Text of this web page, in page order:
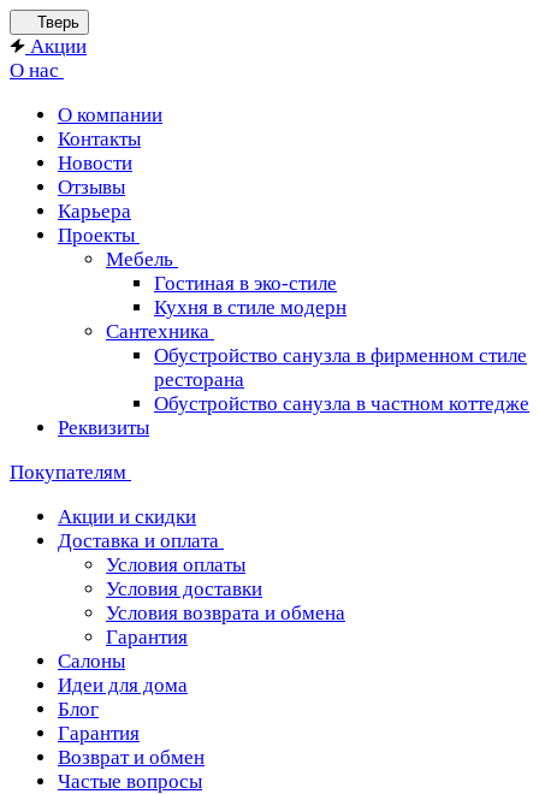
Тверь
Акции
О нас
О компании
Контакты
Новости
Отзывы
Карьера
Проекты
Мебель
Гостиная в эко-стиле
Кухня в стиле модерн
Сантехника
Обустройство санузла в фирменном стиле
ресторана
Обустройство санузла в частном коттедже
Реквизиты
Покупателям
Акции и скидки
Доставка и оплата
Условия оплаты
Условия доставки
Условия возврата и обмена
Гарантия
Салоны
Идеи для дома
Блог
Гарантия
Возврат и обмен
Частые вопросы